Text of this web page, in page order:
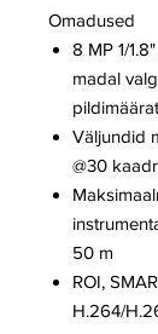
Omadused
8 MP 1/
madal
Väljundid
@30
50 m
ROI,
H.264/